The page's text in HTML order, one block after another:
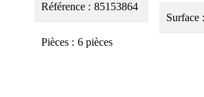
Référence 85153864
Pièces 6 pièces
Surface